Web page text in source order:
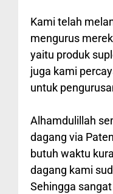
Kami telah
mengurus
yaitu produk
juga kami
untuk
Alhamdulillah
dagang via
butuh waktu
dagang kami
Sehingga